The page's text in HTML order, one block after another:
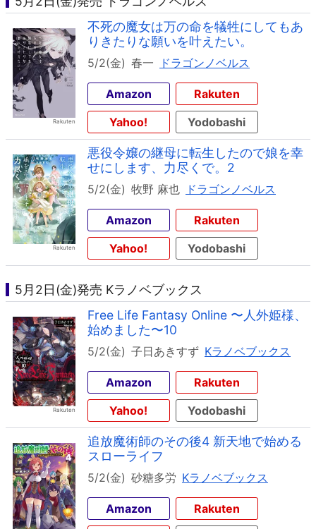
不死の魔女は万の命を犠牲にしてもあ
りきたりな願いを叶えたい。
5/2(金) 春一 ドラゴンノベルス
Amazon
Rakuten
Yahoo!
Yodobashi
悪役令嬢の継母に転生したので娘を幸
せにします、力尽くで。2
5/2(金) 牧野 麻也 ドラゴンノベルス
Amazon
Rakuten
Yahoo!
Yodobashi
5月2日(金)発売 Kラノベブックス
Free Life Fantasy Online 〜人外姫様、
始めました〜10
5/2(金) 子日あきすず Kラノベブックス
Amazon
Rakuten
Yahoo!
Yodobashi
追放魔術師のその後4 新天地で始める
スローライフ
5/2(金) 砂糖多労 Kラノベブックス
Amazon
Rakuten